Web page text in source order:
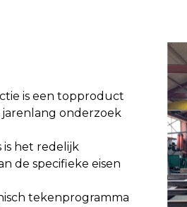
is een topproduct
onderzoek
het redelijk
de specifieke eisen
tekenprogramma